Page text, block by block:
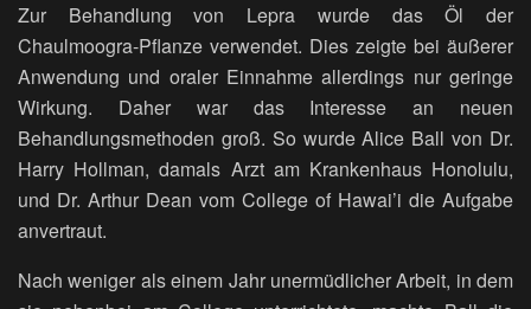
Zur Behandlung von Lepra wurde das Öl der
Chaulmoogra-Pflanze verwendet. Dies zeigte bei äußerer
Anwendung und oraler Einnahme allerdings nur geringe
Wirkung. Daher war das Interesse an neuen
Behandlungsmethoden groß. So wurde Alice Ball von Dr.
Harry Hollman, damals Arzt am Krankenhaus Honolulu,
und Dr. Arthur Dean vom College of Hawai’i die Aufgabe
anvertraut.
Nach weniger als einem Jahr unermüdlicher Arbeit, in dem